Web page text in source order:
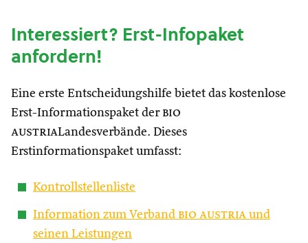
Interessiert? Erst-Infopaket
anfordern!
Eine erste Entscheidungshilfe bietet das kostenlose
Erst-Informationspaket der bio
austriaLandesverbände. Dieses
Erstinformationspaket umfasst:
Kontrollstellenliste
Information zum Verband bio austria und
seinen Leistungen